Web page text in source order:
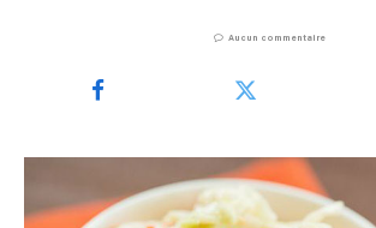
Aucun commentaire